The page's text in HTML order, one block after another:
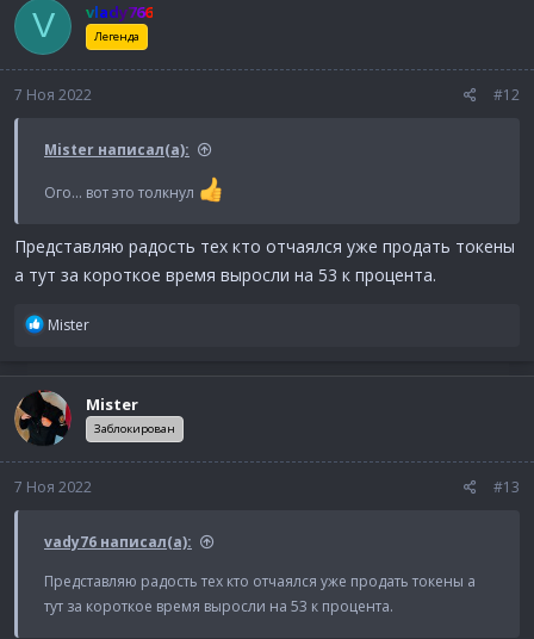
V vlady766
Легенда
7 Ноя 2022 #12
Mister написал(а):
Ого... вот это толкнул
Представляю радость тех кто отчаялся уже продать токены
а тут за короткое время выросли на 53 к процента.
Р
к
ц
и
и
Mister
Mister
Заблокирован
7 Ноя 2022 #13
vady76 написал(а):
Представляю радость тех кто отчаялся уже продать токены а
тут за короткое время выросли на 53 к процента.